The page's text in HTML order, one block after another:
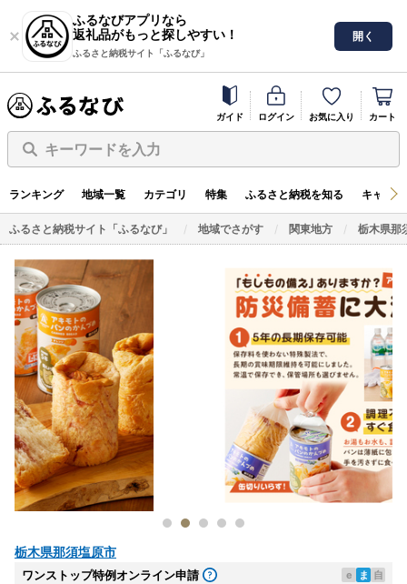
ふるなびアプリなら
返礼品がもっと探しやすい！
ふるさと納税サイト「ふるなび」
開く
ガイド ログイン お気に入り カート
キーワードを入力
ランキング 地域一覧 カテゴリ 特集 ふるさと納税を知る キャン
ふるさと納税サイト「ふるなび」 地域でさがす 関東地方 栃木県那
栃木県那須塩原市
ワンストップ特例オンライン申請 e ま 自